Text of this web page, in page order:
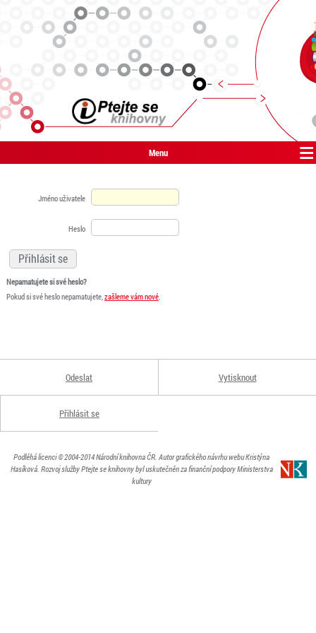
Menu
Jméno uživatele
Heslo
Nepamatujete si své heslo?
Pokud si své heslo nepamatujete,zašleme vám nové.
Odeslat Vytisknout
Přihlásit se
Podléhá licenci© 2004-2014Národní knihovna ČR. Autor grafického návrhu webu Kristýna
Hasíková. Rozvoj služby Ptejte se knihovny byl uskutečněn za finanční podpory Ministerstva
kultury